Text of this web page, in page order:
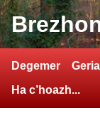
Degemer
Ha c’hoazh...